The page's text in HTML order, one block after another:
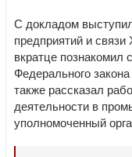
С докладом
предприятий и
вкратце
Федерального
также рассказал
деятельности в
уполномоченный